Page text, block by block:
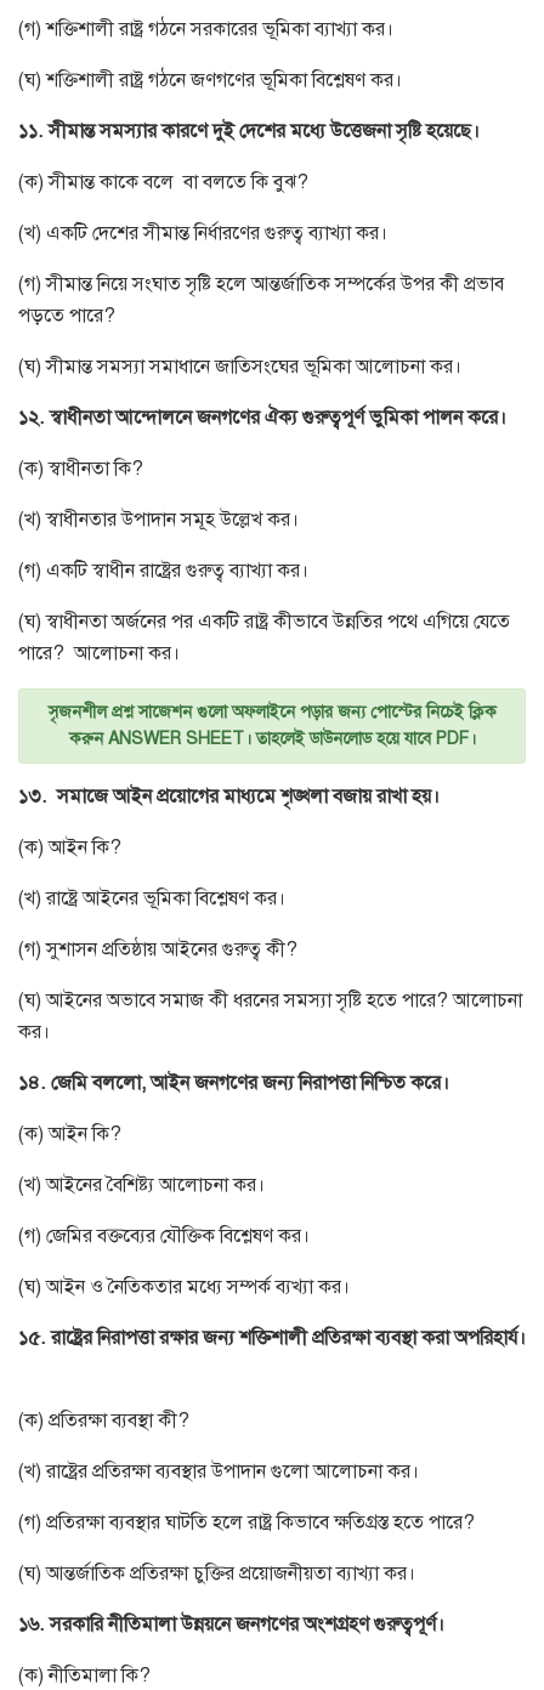
(গ) শক্তিশালী রাষ্ট্র গঠনে সরকারের ভূমিকা ব্যাখ্যা কর।
(ঘ) শক্তিশালী রাষ্ট্র গঠনে জণগণের ভূমিকা বিশ্লেষণ কর।
১১. সীমান্ত সমস্যার কারণে দুই দেশের মধ্যে উত্তেজনা সৃষ্টি হয়েছে।
(ক) সীমান্ত কাকে বলে বা বলতে কি বুঝ?
(খ) একটি দেশের সীমান্ত নির্ধারণের গুরুত্ব ব্যাখ্যা কর।
(গ) সীমান্ত নিয়ে সংঘাত সৃষ্টি হলে আন্তর্জাতিক সম্পর্কের উপর কী প্রভাব
পড়তে পারে?
(ঘ) সীমান্ত সমস্যা সমাধানে জাতিসংঘের ভূমিকা আলোচনা কর।
১২. স্বাধীনতা আন্দোলনে জনগণের ঐক্য গুরুত্বপূর্ণ ভুমিকা পালন করে।
(ক) স্বাধীনতা কি?
(খ) স্বাধীনতার উপাদান সমূহ উল্লেখ কর।
(গ) একটি স্বাধীন রাষ্ট্রের গুরুত্ব ব্যাখ্যা কর।
(ঘ) স্বাধীনতা অর্জনের পর একটি রাষ্ট্র কীভাবে উন্নতির পথে এগিয়ে যেতে
পারে? আলোচনা কর।
সৃজনশীল প্রশ্ন সাজেশন গুলো অফলাইনে পড়ার জন্য পোস্টের নিচেই ক্লিক
করুন ANSWER SHEET। তাহলেই ডাউনলোড হয়ে যাবে PDF।
১৩. সমাজে আইন প্রয়োগের মাধ্যমে শৃঙ্খলা বজায় রাখা হয়।
(ক) আইন কি?
(খ) রাষ্ট্রে আইনের ভূমিকা বিশ্লেষণ কর।
(গ) সুশাসন প্রতিষ্ঠায় আইনের গুরুত্ব কী?
(ঘ) আইনের অভাবে সমাজ কী ধরনের সমস্যা সৃষ্টি হতে পারে? আলোচনা
কর।
১৪. জেমি বললো, আইন জনগণের জন্য নিরাপত্তা নিশ্চিত করে।
(ক) আইন কি?
(খ) আইনের বৈশিষ্ট্য আলোচনা কর।
(গ) জেমির বক্তব্যের যৌক্তিক বিশ্লেষণ কর।
(ঘ) আইন ও নৈতিকতার মধ্যে সম্পর্ক ব্যখ্যা কর।
১৫. রাষ্ট্রের নিরাপত্তা রক্ষার জন্য শক্তিশালী প্রতিরক্ষা ব্যবস্থা করা অপরিহার্য।
(ক) প্রতিরক্ষা ব্যবস্থা কী?
(খ) রাষ্ট্রের প্রতিরক্ষা ব্যবস্থার উপাদান গুলো আলোচনা কর।
(গ) প্রতিরক্ষা ব্যবস্থার ঘাটতি হলে রাষ্ট্র কিভাবে ক্ষতিগ্রস্ত হতে পারে?
(ঘ) আন্তর্জাতিক প্রতিরক্ষা চুক্তির প্রয়োজনীয়তা ব্যাখ্যা কর।
১৬. সরকারি নীতিমালা উন্নয়নে জনগণের অংশগ্রহণ গুরুত্বপূর্ণ।
(ক) নীতিমালা কি?